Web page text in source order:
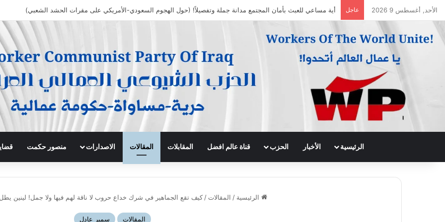
الأحد, أغسطس 9 2026 عاجل جريدة الى الامام العدد 296 – 28/07/2026
الرئيسية الأخبار الحزب قناة عالم افضل المقابلات المقالات الاصدارات منصور حكمت
الرئيسية / المقالات /كيف تقع الجماهير في شرك خداع حروب لا ناقة لهم فيها ولا جمل! لينين
المقالات سمير عادل